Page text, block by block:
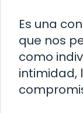
Es una
que nos
como
intimidad,